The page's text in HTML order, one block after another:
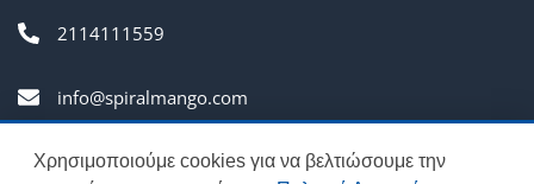
2114111559
info@spiralmango.com
Δευ-Παρ 9:30 π.μ. - 5:30 μ.μ.
Χρησιμοποιούμε cookies για να βελτιώσουμε την